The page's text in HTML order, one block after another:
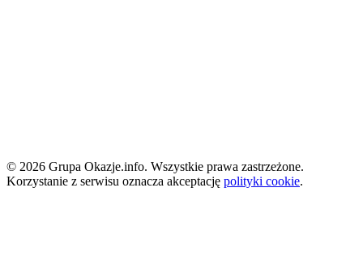
© 2026 Grupa Okazje.info. Wszystkie prawa zastrzeżone.
Korzystanie z serwisu oznacza akceptację polityki cookie.